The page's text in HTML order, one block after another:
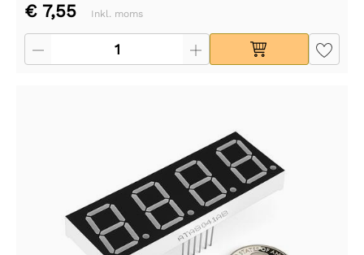
€ 7,55 Inkl. moms